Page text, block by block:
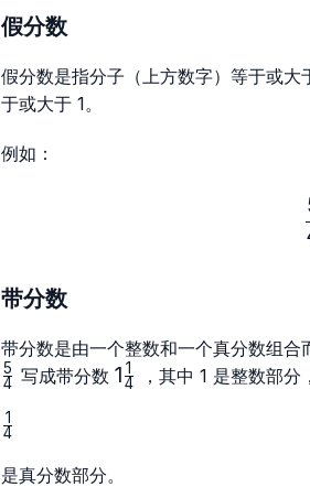
假分数
假分数是指分子（上方数字）等于或
于或大于 1。
例如：
带分数
带分数是由一个整数和一个真分数组
4
5 写成带分数 1\frac{1}
14
1 ，其中 1 是整数部分，
\frac{1}
4
1
是真分数部分。